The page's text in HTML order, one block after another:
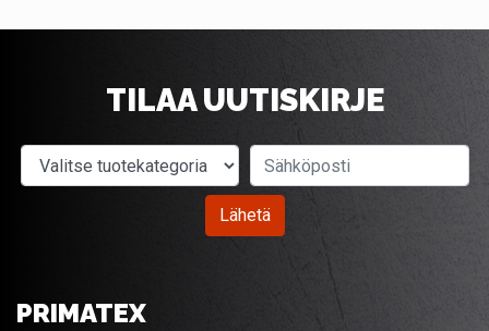
TILAA UUTISKIRJE
Valitse tuotekategoria
Lähetä
PRIMATEX